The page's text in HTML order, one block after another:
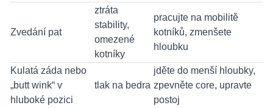
Zvedání pat
ztráta
stability,
omezené
kotníky
pracujte na mobilitě
kotníků, zmenšete
hloubku
Kulatá záda nebo
„butt wink“ v
hluboké pozici
tlak na bedra
jděte do menší hloubky,
zpevněte core, upravte
postoj